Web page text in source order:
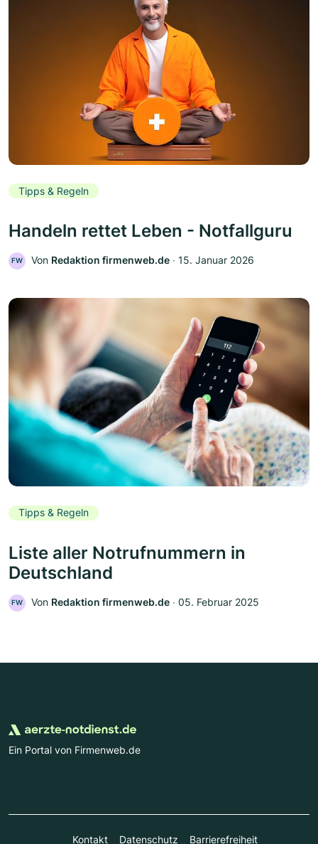
Tipps & Regeln
Handeln rettet Leben - Notfallguru
FW Von Redaktion firmenweb.de ‧ 15. Januar 2026
Tipps & Regeln
Liste aller Notrufnummern in
Deutschland
FW Von Redaktion firmenweb.de ‧ 05. Februar 2025
Ein Portal von Firmenweb.de
Kontakt Datenschutz Barrierefreiheit